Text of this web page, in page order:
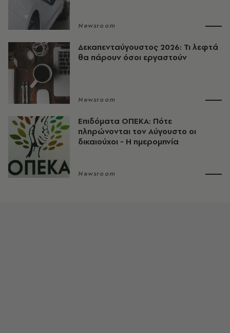
Newsroom
Δεκαπενταύγουστος 2026: Τι λεφτά
θα πάρουν όσοι εργαστούν
Newsroom
Επιδόματα ΟΠΕΚΑ: Πότε
πληρώνονται τον Αύγουστο οι
δικαιούχοι - Η ημερομηνία
Newsroom